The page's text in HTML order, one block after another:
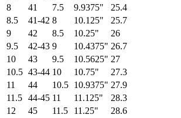
8
41 7.5 9.9375"
25.4
8.5
41-42 8 10.125"
25.7
9
42 8.5 10.25"
26
9.5
42-43 9 10.4375" 26.7
10
43 9.5 10.5625" 27
10.5 43-44 10 10.75"
27.3
11
44 10.5 10.9375" 27.9
11.5 44-45 11 11.125"
28.3
12
45 11.5 11.25"
28.6